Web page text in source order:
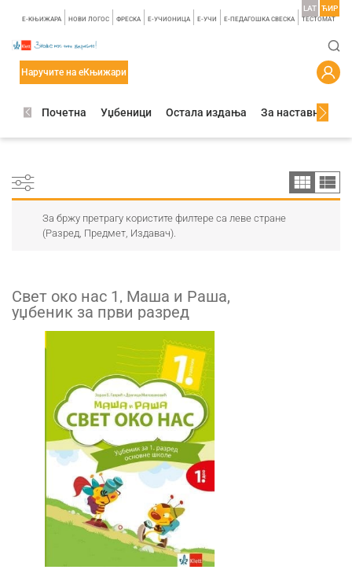
E-КЊИЖАРА НОВИ ЛОГОС ФРЕСКА E-УЧИОНИЦА E-УЧИ Е-ПЕДАГОШКА СВЕСКА TЕСТОМАТ
LAT ЋИР
Наручите на еКњижари
Почетна Уџбеници Остала издања За наставнике
За бржу претрагу користите филтере са леве стране
(Разред, Предмет, Издавач).
Свет око нас 1, Маша и Раша,
уџбеник за први разред